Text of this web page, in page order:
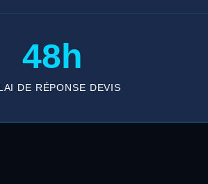
48h
DE RÉPONSE DEVIS